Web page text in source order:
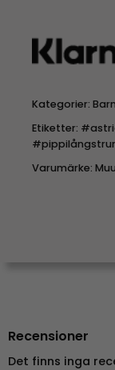
Kategorier:
Etiketter:
Varumärke:
Recensioner
Det finns inga